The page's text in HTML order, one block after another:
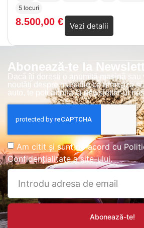
5 locuri
8.500,00 € Vezi detalii
Abonează-te la
Dacă îți dorești o anumită mașină sau
noutăți despre mașinile ce urmează
auto, te poți abona la newsletter-ul
Am citit și sunt de acord cu
Confidențialitatea site-ului.
Abonează-te!